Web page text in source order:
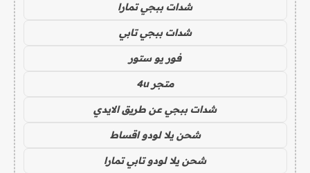
شدات ببجي تمارا
شدات ببجي تابي
فور يو ستور
متجر 4u
شدات ببجي عن طريق الايدي
شحن يلا لودو اقساط
شحن يلا لودو تابي تمارا